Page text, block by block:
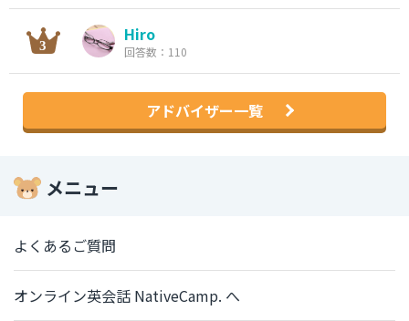
Hiro
回答数：110
アドバイザー一覧
メニュー
よくあるご質問
オンライン英会話 NativeCamp. へ